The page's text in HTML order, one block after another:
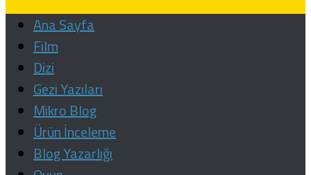
Ana Sayfa
Film
Dizi
Gezi Yazıları
Mikro Blog
Ürün İnceleme
Blog Yazarlığı